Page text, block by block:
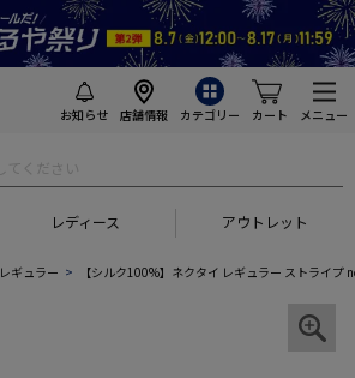
お知らせ 店舗情報 カテゴリー カート メニュー
レディース アウトレット
レギュラー 【シルク100%】ネクタイ レギュラー ストライ